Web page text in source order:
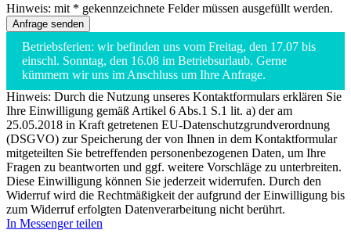
Hinweis: mit * gekennzeichnete Felder müssen ausgefüllt werden.
Betriebsferien: wir befinden uns vom Freitag, den 17.07 bis
einschl. Sonntag, den 16.08 im Betriebsurlaub. Gerne
kümmern wir uns im Anschluss um Ihre Anfrage.
Hinweis: Durch die Nutzung unseres Kontaktformulars erklären Sie
Ihre Einwilligung gemäß Artikel 6 Abs.1 S.1 lit. a) der am
25.05.2018 in Kraft getretenen EU-Datenschutzgrundverordnung
(DSGVO) zur Speicherung der von Ihnen in dem Kontaktformular
mitgeteilten Sie betreffenden personenbezogenen Daten, um Ihre
Fragen zu beantworten und ggf. weitere Vorschläge zu unterbreiten.
Diese Einwilligung können Sie jederzeit widerrufen. Durch den
Widerruf wird die Rechtmäßigkeit der aufgrund der Einwilligung bis
zum Widerruf erfolgten Datenverarbeitung nicht berührt.
In Messenger teilen